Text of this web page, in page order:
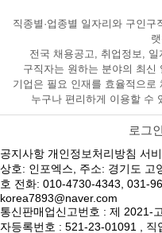
직종별·업종별 일자리와 구인
전국 채용공고, 취업정보,
구직자는 원하는 분야의 최신
기업은 필요 인재를 효율적으
누구나 편리하게 이용할 수
로그인
공지사항 개인정보처리방침 서
상호: 인포엑스, 주소: 경기도 고
호 전화: 010-4730-4343, 031-
korea7893@naver.com
통신판매업신고번호 : 제 2021-
자등록번호 : 521-23-01091 , 직